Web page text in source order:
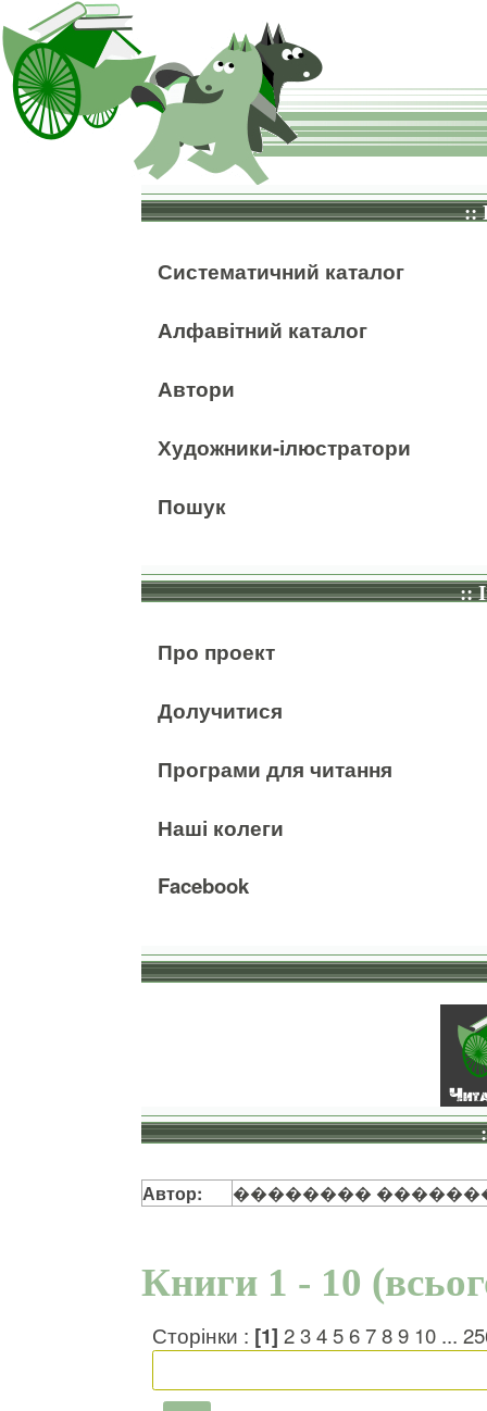
::
Систематичний каталог
Алфавітний каталог
Автори
Художники-ілюстратори
Пошук
::
Про проект
Долучитися
Програми для читання
Наші колеги
Facebook
Автор: ��������
Книги 1 - 10
Сторінки : [1] 23456789 10 ...